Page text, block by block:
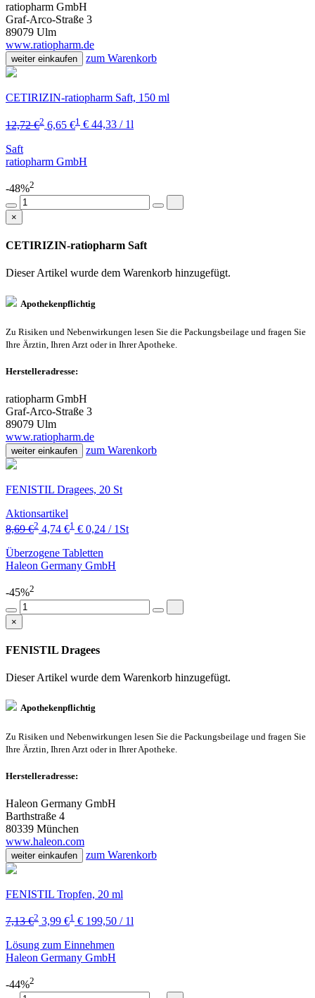
ratiopharm GmbH
Graf-Arco-Straße 3
89079 Ulm
www.ratiopharm.de
weiter einkaufen zum Warenkorb
CETIRIZIN-ratiopharm Saft, 150 ml
12,72 €2 6,65 €1 € 44,33 / 1l
Saft
ratiopharm GmbH
-48%2
×
CETIRIZIN-ratiopharm Saft
Dieser Artikel wurde dem Warenkorb hinzugefügt.
Apothekenpflichtig
Zu Risiken und Nebenwirkungen lesen Sie die Packungsbeilage und fragen Sie
Ihre Ärztin, Ihren Arzt oder in Ihrer Apotheke.
Herstelleradresse:
ratiopharm GmbH
Graf-Arco-Straße 3
89079 Ulm
www.ratiopharm.de
weiter einkaufen zum Warenkorb
FENISTIL Dragees, 20 St
Aktionsartikel
8,69 €2 4,74 €1 € 0,24 / 1St
Überzogene Tabletten
Haleon Germany GmbH
-45%2
×
FENISTIL Dragees
Dieser Artikel wurde dem Warenkorb hinzugefügt.
Apothekenpflichtig
Zu Risiken und Nebenwirkungen lesen Sie die Packungsbeilage und fragen Sie
Ihre Ärztin, Ihren Arzt oder in Ihrer Apotheke.
Herstelleradresse:
Haleon Germany GmbH
Barthstraße 4
80339 München
www.haleon.com
weiter einkaufen zum Warenkorb
FENISTIL Tropfen, 20 ml
7,13 €2 3,99 €1 € 199,50 / 1l
Lösung zum Einnehmen
Haleon Germany GmbH
-44%2